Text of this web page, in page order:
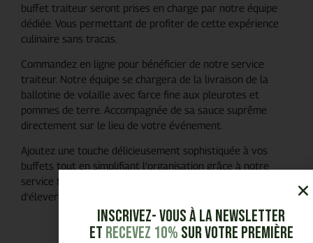
buffet traiteur seront prises en charge par notre équipe
dédiée. Vous permettant de profiter de cette expérience
culinaire sans tracas.
Commandez en ligne pour bénéficier de notre service
traiteur. Notre équipe se chargera de la livraison de la
ballotine de volaille avec farce fine aux pleurotes et
pommes de terre. Accompagnée de sa sauce suprême
directement sur le lieu de votre événement.
Ajoutez une touche délicieusement sophistiquée à vos
buffets tout en simplifiant l’organisation grâce à notre
service traiteur. Une manière savoureuse et pratique
d’élever vos événements.
Inscrivez- vous à la Newsletter
et Recevez 10% sur votre première